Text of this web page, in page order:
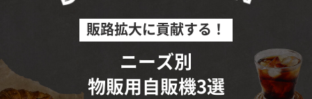
販路拡大に貢献する！
ニーズ別
物販用自販機3選